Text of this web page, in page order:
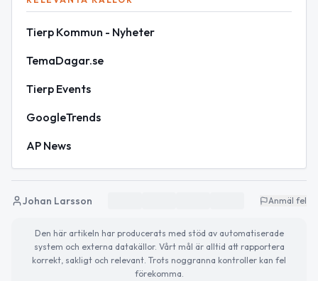
Tierp Kommun - Nyheter
TemaDagar.se
Tierp Events
GoogleTrends
AP News
Johan Larsson Anmäl fel
Den här artikeln har producerats med stöd av automatiserade
system och externa datakällor. Vårt mål är alltid att rapportera
korrekt, sakligt och relevant. Trots noggranna kontroller kan fel
förekomma.